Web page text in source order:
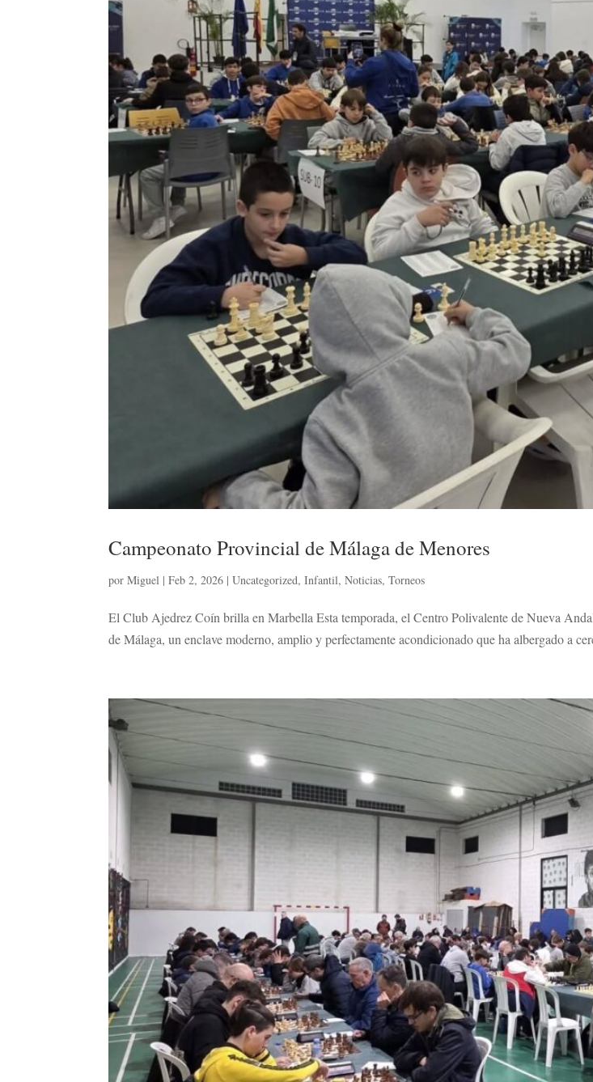
Campeonato Provincial de Málaga de Menores
porMiguel |Feb 2, 2026 |Uncategorized,Infantil,Noticias,Torneos
El Club Ajedrez Coín brilla en Marbella Esta temporada, el Centro Polivalente de Nueva
de Málaga, un enclave moderno, amplio y perfectamente acondicionado que ha albergado a